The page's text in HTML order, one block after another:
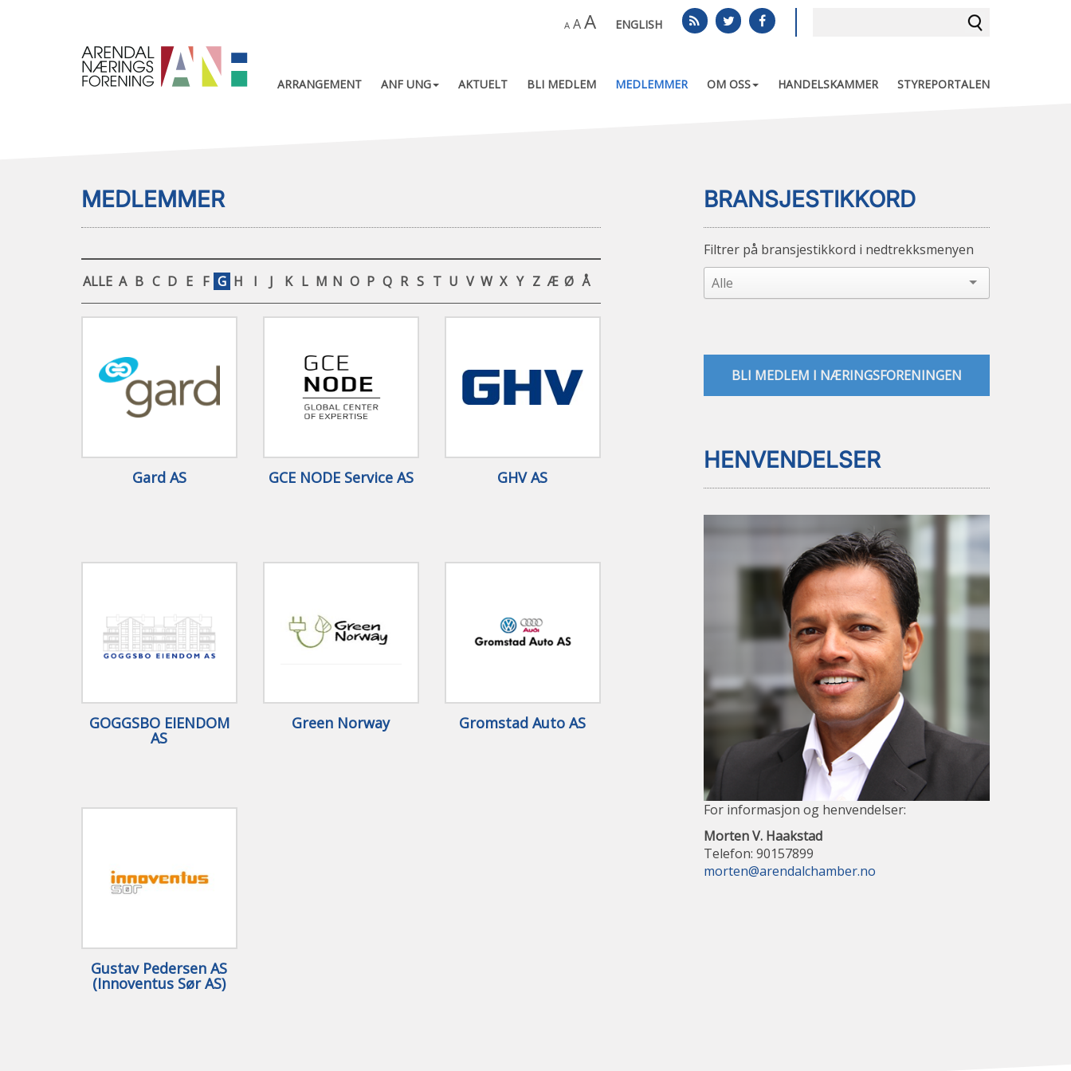
A A A ENGLISH
ARRANGEMENT ANF UNG AKTUELT BLI MEDLEM MEDLEMMER OM OSS HANDELSKAMMER STYREPORTALEN
MEDLEMMER
ALLE A B C D E F G H I J K L M N O P Q R S T U V W X Y Z Æ Ø Å
Gard AS GCE NODE Service AS GHV AS
GOGGSBO EIENDOM
AS
Green Norway Gromstad Auto AS
Gustav Pedersen AS
(Innoventus Sør AS)
BRANSJESTIKKORD
Filtrer på bransjestikkord i nedtrekksmenyen
BLI MEDLEM I NÆRINGSFORENINGEN
HENVENDELSER
For informasjon og henvendelser:
Morten V. Haakstad
Telefon: 90157899
morten@arendalchamber.no